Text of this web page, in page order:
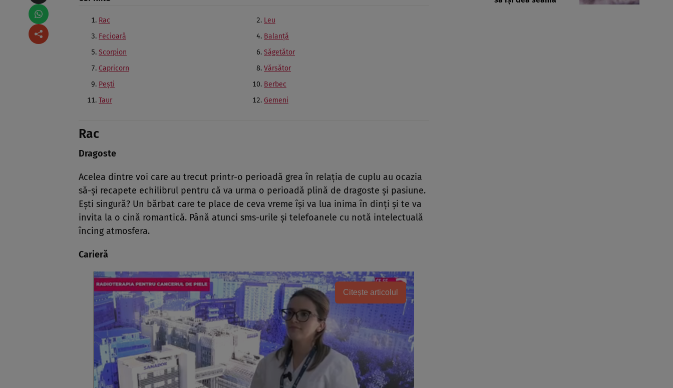
Rac
Leu
Fecioară
Balanţă
Scorpion
Săgetător
Capricorn
Vărsător
Peşti
Berbec
Taur
Gemeni
Rac
Dragoste
Acelea dintre voi care au trecut printr-o perioadă grea în relaţia de cuplu au ocazia
să-şi recapete echilibrul pentru că va urma o perioadă plină de dragoste şi pasiune.
Eşti singură? Un bărbat care te place de ceva vreme îşi va lua inima în dinţi şi te va
invita la o cină romantică. Până atunci sms-urile şi telefoanele cu notă intelectuală
încing atmosfera.
Carieră
Citește articolul